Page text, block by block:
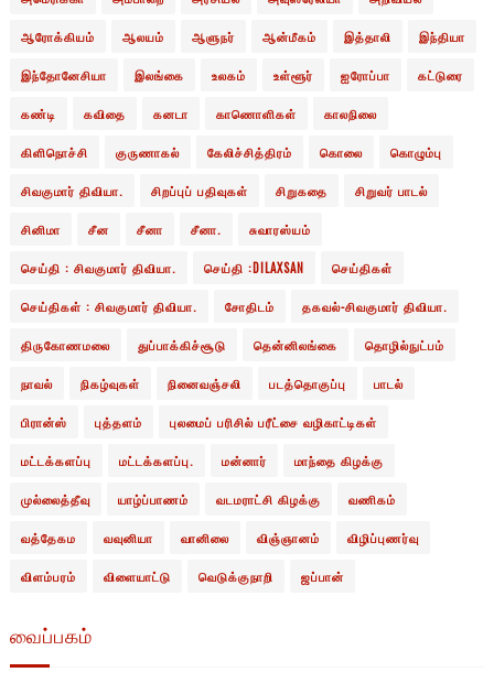
ஆரோக்கியம் ஆலயம் ஆளுநர் ஆன்மீகம் இத்தாலி இந்தியா
இந்தோனேசியா இலங்கை உலகம் உள்ளூர் ஐரோப்பா கட்டுரை
கண்டி கவிதை கனடா காணொளிகள் காலநிலை
கிளிநொச்சி குருணாகல் கேலிச்சித்திரம் கொலை கொழும்பு
சிவகுமார் திவியா. சிறப்புப் பதிவுகள் சிறுகதை சிறுவர் பாடல்
சினிமா சீன சீனா சீனா. சுவாரஸ்யம்
செய்தி : சிவகுமார் திவியா. செய்தி :DILAXSAN செய்திகள்
செய்திகள் : சிவகுமார் திவியா. சோதிடம் தகவல்-சிவகுமார் திவியா.
திருகோணமலை துப்பாக்கிச்சூடு தென்னிலங்கை தொழில்நுட்பம்
நாவல் நிகழ்வுகள் நினைவஞ்சலி படத்தொகுப்பு பாடல்
பிரான்ஸ் புத்தளம் புலமைப் பரிசில் பரீட்சை வழிகாட்டிகள்
மட்டக்களப்பு மட்டக்களப்பு. மன்னார் மாந்தை கிழக்கு
முல்லைத்தீவு யாழ்ப்பாணம் வடமராட்சி கிழக்கு வணிகம்
வத்தேகம வவுனியா வானிலை விஞ்ஞானம் விழிப்புணர்வு
விளம்பரம் விளையாட்டு வெடுக்குநாறி ஜப்பான்
வைப்பகம்